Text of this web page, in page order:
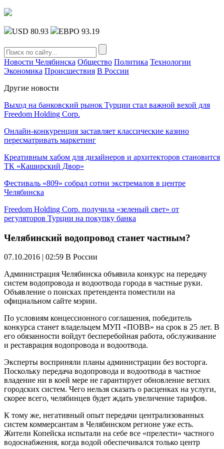
USD 80.93 ЕВРО 93.19
Новости Челябинска Общество Политика Технологии
Экономика Происшествия В России
Другие новости
Выход на банковский рынок Турции стал важной вехой для
Freedom Holding Corp.
Онлайн-конкуренция заставляет классические казино
пересматривать маркетинг
Креативным хабом для дизайнеров и архитекторов становится
ТК «Каширский Двор»
Фестиваль «809» собрал сотни экстремалов в центре
Челябинска
Freedom Holding Corp. получила «зеленый свет» от
регуляторов Турции на покупку банка
Челябинский водопровод станет частным?
07.10.2016 | 02:59 В России
Администрация Челябинска объявила конкурс на передачу
систем водопровода и водоотвода города в частные руки.
Объявление о поисках претендента поместили на
официальном сайте мэрии.
По условиям концессионного соглашения, победитель
конкурса станет владельцем МУП «ПОВВ» на срок в 25 лет. В
его обязанности войдут бесперебойная работа, обслуживание
и реставрация водопровода и водоотвода.
Эксперты восприняли планы администрации без восторга.
Поскольку передача водопровода и водоотвода в частное
владение ни в коей мере не гарантирует обновление ветхих
городских систем. Чего нельзя сказать о расценках на услуги,
скорее всего, челябинцев будет ждать увеличение тарифов.
К тому же, негативный опыт передачи централизованных
систем коммерсантам в Челябинском регионе уже есть.
Жители Копейска испытали на себе все «прелести» частного
водоснабжения, когда водой обеспечивался только центр